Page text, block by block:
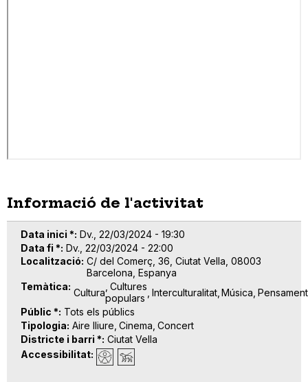
Informació de l'activitat
Data inici * Dv., 22/03/2024 - 19:30
Data fi * Dv., 22/03/2024 - 22:00
Localització C/ del Comerç, 36, Ciutat Vella, 08003
Barcelona, Espanya
Temàtica Cultura Cultures
populars
Interculturalitat Música Pensament
Públic * Tots els públics
Tipologia Aire lliure Cinema Concert
Districte i barri * Ciutat Vella
Accessibilitat